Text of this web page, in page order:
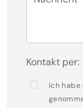
sind aber in
Kontakt per:
Ich habe